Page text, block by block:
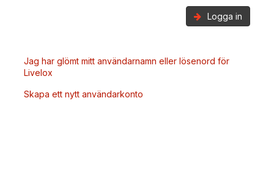
Logga in
Jag har glömt mitt användarnamn eller lösenord för
Livelox
Skapa ett nytt användarkonto